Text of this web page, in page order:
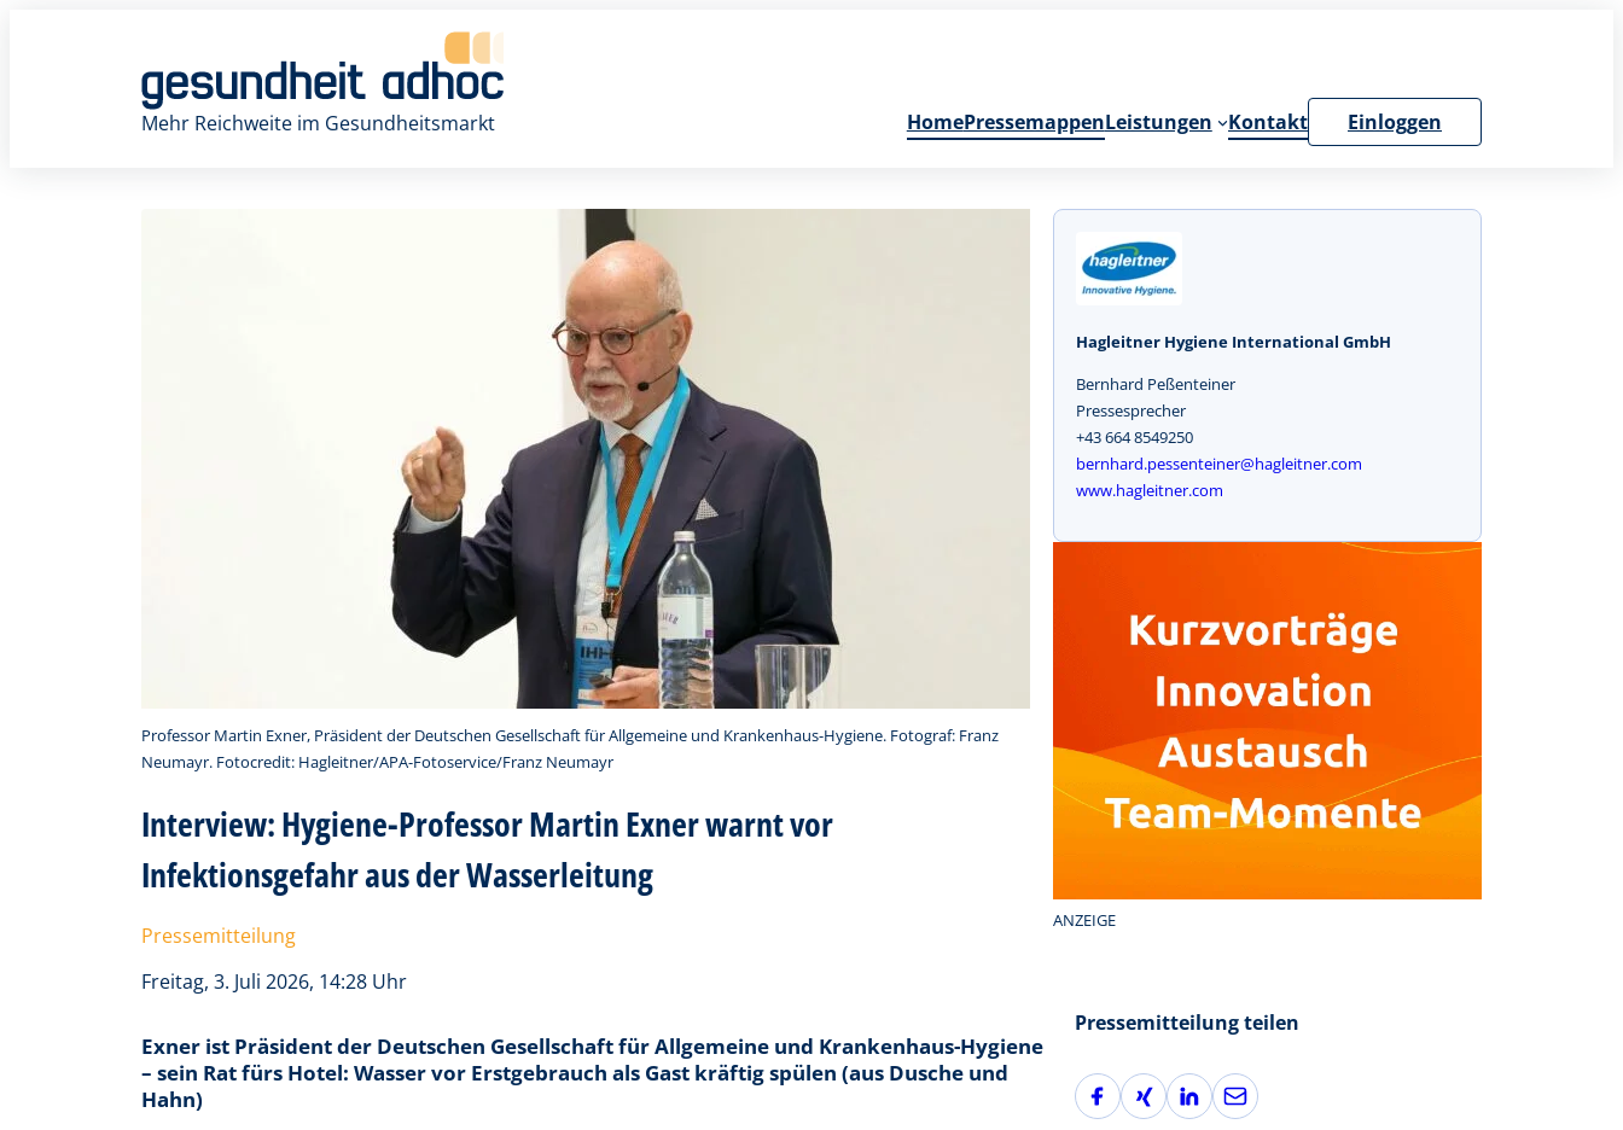
Mehr Reichweite im Gesundheitsmarkt
HomePressemappenLeistungen Kontakt Einloggen
Professor Martin Exner, Präsident der Deutschen Gesellschaft für Allgemeine und Krankenhaus-Hygiene. Fotograf: Franz
Neumayr. Fotocredit: Hagleitner/APA-Fotoservice/Franz Neumayr
Interview: Hygiene-Professor Martin Exner warnt vor
Infektionsgefahr aus der Wasserleitung
Pressemitteilung
Freitag, 3. Juli 2026, 14:28 Uhr
Exner ist Präsident der Deutschen Gesellschaft für Allgemeine und Krankenhaus-Hygiene
– sein Rat fürs Hotel: Wasser vor Erstgebrauch als Gast kräftig spülen (aus Dusche und
Hahn)
Hagleitner Hygiene International GmbH
Bernhard Peßenteiner
Pressesprecher
+43 664 8549250
bernhard.pessenteiner@hagleitner.com
www.hagleitner.com
ANZEIGE
Pressemitteilung teilen
F
a
X
i
L
i
E
-